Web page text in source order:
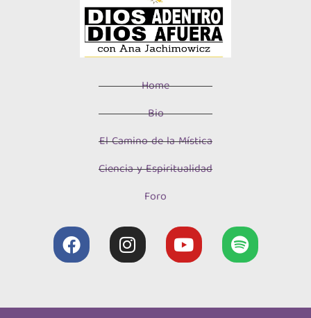
Home
Bio
El Camino de la Mística
Ciencia y Espiritualidad
Foro